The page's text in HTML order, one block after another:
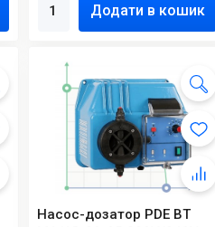
Додати в кошик
Насос-дозатор PDE BT